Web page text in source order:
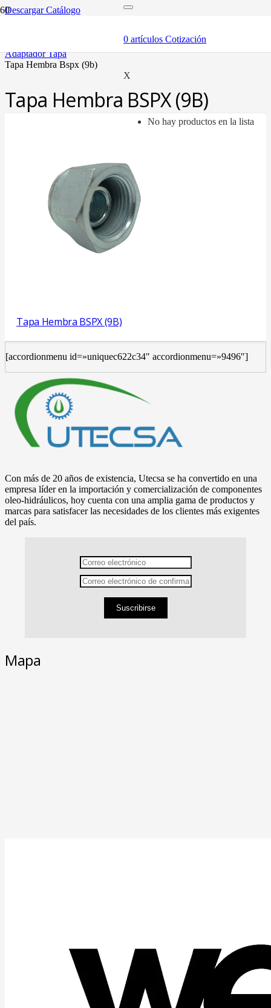
0 artículos Cotización
X
No hay productos en la lista
Descargar Catálogo
adaptador tapa
tapa hembra bspx (9b)
Tapa Hembra BSPX (9B)
Tapa Hembra BSPX (9B)
[accordionmenu id=»uniquec622c34″ accordionmenu=»9496″]
Con más de 20 años de existencia, Utecsa se ha convertido en una
empresa líder en la importación y comercialización de componentes
oleo-hidráulicos, hoy cuenta con una amplia gama de productos y
marcas para satisfacer las necesidades de los clientes más exigentes
del país.
Suscribirse
Mapa